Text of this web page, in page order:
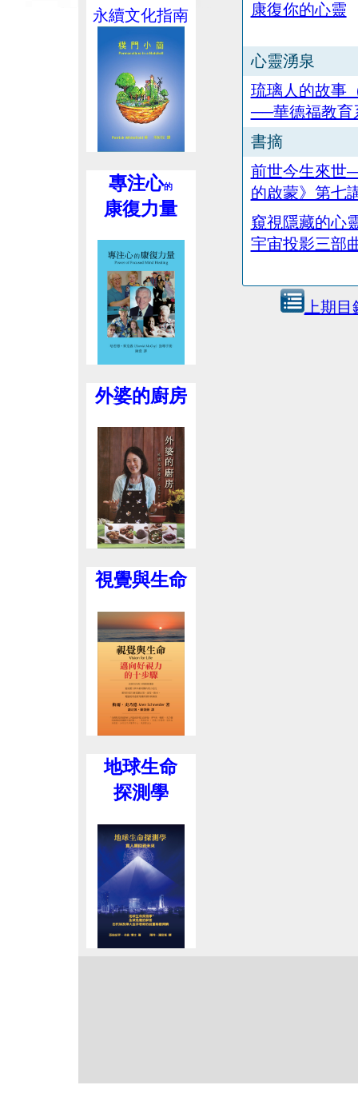
永續文化指南
專注心的
康復力量
外婆的廚房
視覺與生命
地球生命
探測學
康復你的心靈
心靈湧泉
琉璃人的故事
──華德福教育
書摘
前世今生來世
的啟蒙》第七
窺視隱藏的
宇宙投影三部
上期目